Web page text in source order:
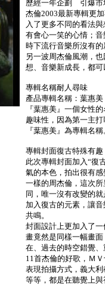
歷經一年企劃 引爆市
杰倫2003最新專輯更
入了更多不同的看法
有會心一笑的心情；
時下流行音樂所沒有
另一波周杰倫風潮，
想、音樂新成長，都
專輯名稱耐人尋味
產品專輯名稱：葉惠美
『葉惠美』一個女性
趣味性，因為第一主
『葉惠美』為專輯名稱
專輯封面復古特殊有趣
此次專輯封面加入“復
氣的本色，拍出很有
一樣的周杰倫，這次
同，唯一沒有改變的
加入復古的元素，讓
共鳴。
封面設計上更加入了
畫竟然是同樣一幅畫
在、過去的時空錯覺
11首杰倫的好歌，Ｍ
表現拍攝方式，義大
等等，都是在聽覺上